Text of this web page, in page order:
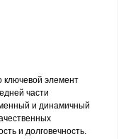
элемент
части
и динамичный
и долговечность.